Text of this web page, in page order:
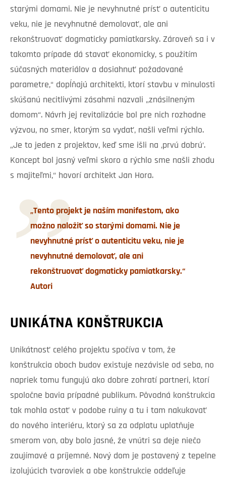
starými domami. Nie je nevyhnutné prísť o autenticitu
veku, nie je nevyhnutné demolovať, ale ani
rekonštruovať dogmaticky pamiatkarsky. Zároveň sa i v
takomto prípade dá stavať ekonomicky, s použitím
súčasných materiálov a dosiahnuť požadované
parametre,“ dopĺňajú architekti, ktorí stavbu v minulosti
skúšanú necitlivými zásahmi nazvali „znásilneným
domom“. Návrh jej revitalizácie bol pre nich rozhodne
výzvou, no smer, ktorým sa vydať, našli veľmi rýchlo.
„Je to jeden z projektov, keď sme išli na ‚prvú dobrú‘.
Koncept bol jasný veľmi skoro a rýchlo sme našli zhodu
s majiteľmi,“ hovorí architekt Jan Hora.
„Tento projekt je naším manifestom, ako
možno naložiť so starými domami. Nie je
nevyhnutné prísť o autenticitu veku, nie je
nevyhnutné demolovať, ale ani
rekonštruovať dogmaticky pamiatkarsky.“
Autori
UNIKÁTNA KONŠTRUKCIA
Unikátnosť celého projektu spočíva v tom, že
konštrukcia oboch budov existuje nezávisle od seba, no
napriek tomu fungujú ako dobre zohratí partneri, ktorí
spoločne bavia prípadné publikum. Pôvodná konštrukcia
tak mohla ostať v podobe ruiny a tu i tam nakukovať
do nového interiéru, ktorý sa za odplatu uplatňuje
smerom von, aby bolo jasné, že vnútri sa deje niečo
zaujímavé a príjemné. Nový dom je postavený z tepelne
izolujúcich tvaroviek a obe konštrukcie oddeľuje